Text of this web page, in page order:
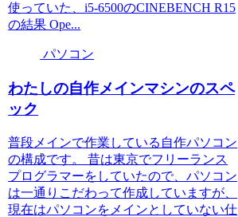
使っていた、i5-6500のCINEBENCH R15
の結果 Ope...
パソコン
わたしの自作メインマシンのスペ
ック
普段メインで作業している自作パソコン
の構成です。 昔は東京でフリーランス
プログラマーをしていたので、パソコン
は一通りこだわって作成していますが、
現在はパソコンをメインとしていない仕